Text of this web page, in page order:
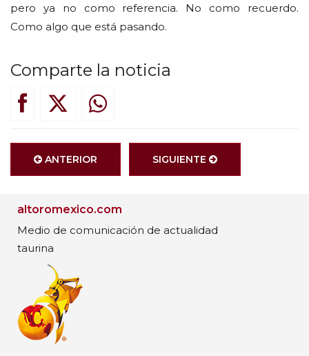
pero ya no como referencia. No como recuerdo.
Como algo que está pasando.
Comparte la noticia
ANTERIOR SIGUIENTE
altoromexico.com
Medio de comunicación de actualidad
taurina